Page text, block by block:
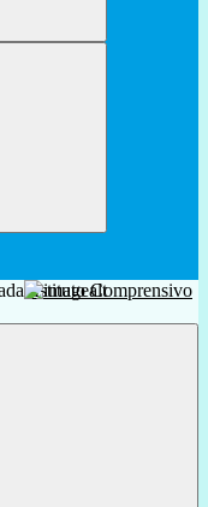
Istituto Comprensivo